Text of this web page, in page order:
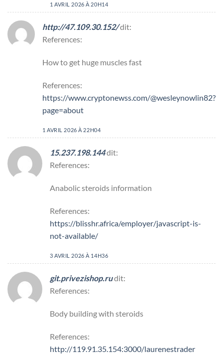
1 AVRIL 2026 À 20H14
http://47.109.30.152/dit:
References:
How to get huge muscles fast
References:
https://www.cryptonewss.com/@wesleynowlin82?
page=about
1 AVRIL 2026 À 22H04
15.237.198.144dit:
References:
Anabolic steroids information
References:
https://blisshr.africa/employer/javascript-is-
not-available/
3 AVRIL 2026 À 14H36
git.privezishop.rudit:
References:
Body building with steroids
References:
http://119.91.35.154:3000/laurenestrader